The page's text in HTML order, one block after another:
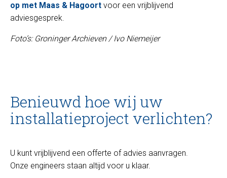
op met Maas & Hagoort voor een vrijblijvend
adviesgesprek.
Foto’s: Groninger Archieven / Ivo Niemeijer
Benieuwd hoe wij uw
installatieproject verlichten?
U kunt vrijblijvend een offerte of advies aanvragen.
Onze engineers staan altijd voor u klaar.